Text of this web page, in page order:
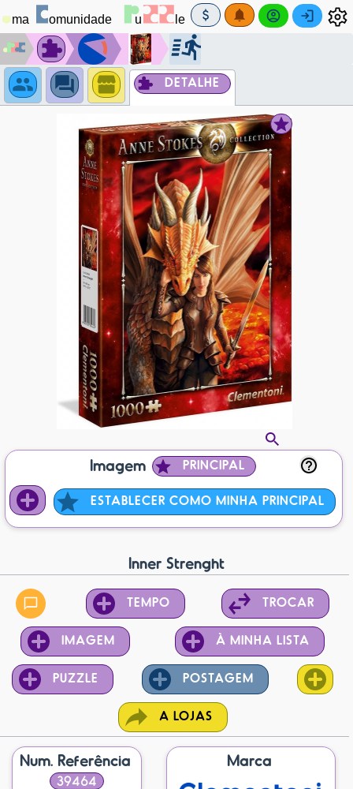
DETALHE
Imagem PRINCIPAL
ESTABLECER COMO MINHA PRINCIPAL
Inner Strenght
TEMPO TROCAR
IMAGEM À MINHA LISTA
PUZZLE POSTAGEM
A LOJAS
Num. Referência
39464
Marca